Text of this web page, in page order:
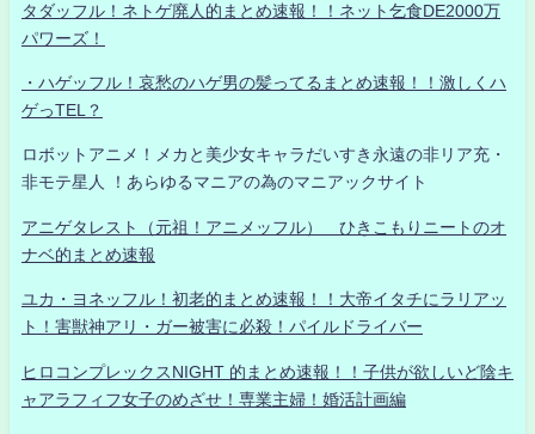
タダッフル！ネトゲ廃人的まとめ速報！！ネット乞食DE2000万
パワーズ！
・ハゲッフル！哀愁のハゲ男の髪ってるまとめ速報！！激しくハ
ゲっTEL？
ロボットアニメ！メカと美少女キャラだいすき永遠の非リア充・
非モテ星人 ！あらゆるマニアの為のマニアックサイト
アニゲタレスト（元祖！アニメッフル） ひきこもりニートのオ
ナベ的まとめ速報
ユカ・ヨネッフル！初老的まとめ速報！！大帝イタチにラリアッ
ト！害獣神アリ・ガー被害に必殺！パイルドライバー
ヒロコンプレックスNIGHT 的まとめ速報！！子供が欲しいど陰キ
ャアラフィフ女子のめざせ！専業主婦！婚活計画編